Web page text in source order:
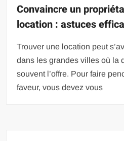
Convaincre un
location : astuces
Trouver une location peut
dans les grandes villes où la
souvent l’offre. Pour faire
faveur, vous devez vous